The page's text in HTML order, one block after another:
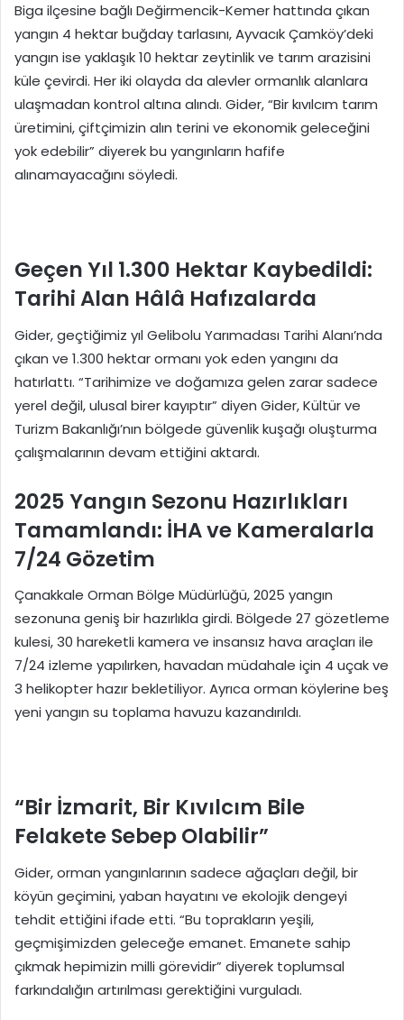
Biga ilçesine bağlı Değirmencik-Kemer hattında çıkan
yangın 4 hektar buğday tarlasını, Ayvacık Çamköy’deki
yangın ise yaklaşık 10 hektar zeytinlik ve tarım arazisini
küle çevirdi. Her iki olayda da alevler ormanlık alanlara
ulaşmadan kontrol altına alındı. Gider, “Bir kıvılcım tarım
üretimini, çiftçimizin alın terini ve ekonomik geleceğini
yok edebilir” diyerek bu yangınların hafife
alınamayacağını söyledi.
Geçen Yıl 1.300 Hektar Kaybedildi:
Tarihi Alan Hâlâ Hafızalarda
Gider, geçtiğimiz yıl Gelibolu Yarımadası Tarihi Alanı’nda
çıkan ve 1.300 hektar ormanı yok eden yangını da
hatırlattı. “Tarihimize ve doğamıza gelen zarar sadece
yerel değil, ulusal birer kayıptır” diyen Gider, Kültür ve
Turizm Bakanlığı’nın bölgede güvenlik kuşağı oluşturma
çalışmalarının devam ettiğini aktardı.
2025 Yangın Sezonu Hazırlıkları
Tamamlandı: İHA ve Kameralarla
7/24 Gözetim
Çanakkale Orman Bölge Müdürlüğü, 2025 yangın
sezonuna geniş bir hazırlıkla girdi. Bölgede 27 gözetleme
kulesi, 30 hareketli kamera ve insansız hava araçları ile
7/24 izleme yapılırken, havadan müdahale için 4 uçak ve
3 helikopter hazır bekletiliyor. Ayrıca orman köylerine beş
yeni yangın su toplama havuzu kazandırıldı.
“Bir İzmarit, Bir Kıvılcım Bile
Felakete Sebep Olabilir”
Gider, orman yangınlarının sadece ağaçları değil, bir
köyün geçimini, yaban hayatını ve ekolojik dengeyi
tehdit ettiğini ifade etti. “Bu toprakların yeşili,
geçmişimizden geleceğe emanet. Emanete sahip
çıkmak hepimizin milli görevidir” diyerek toplumsal
farkındalığın artırılması gerektiğini vurguladı.